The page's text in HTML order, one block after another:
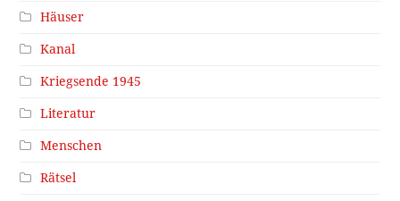
Häuser
Kanal
Kriegsende 1945
Literatur
Menschen
Rätsel